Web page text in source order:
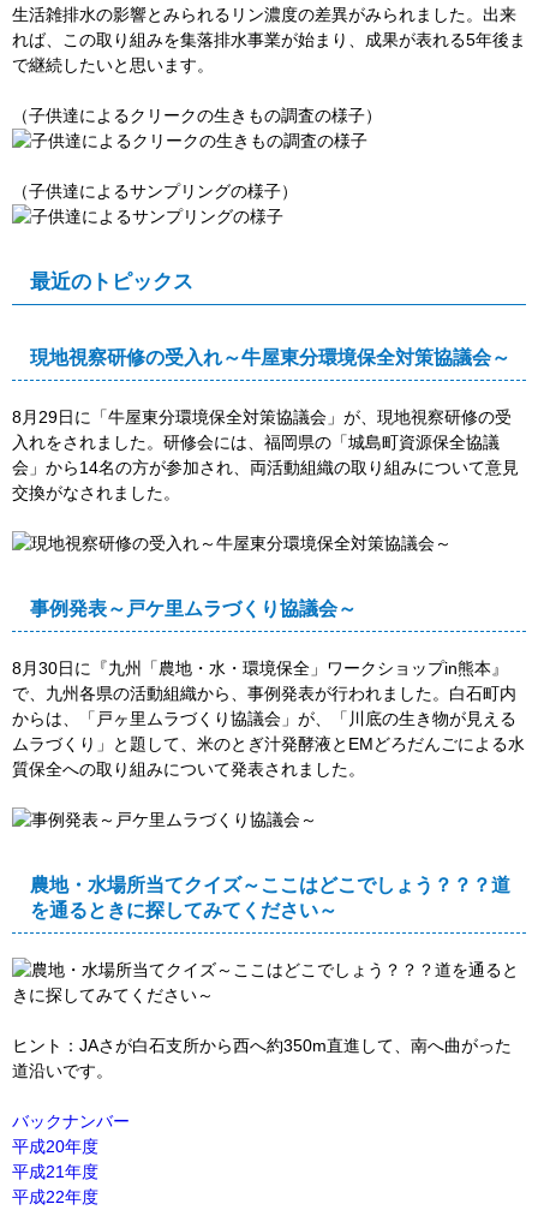
生活雑排水の影響とみられるリン濃度の差異がみられました。出来
れば、この取り組みを集落排水事業が始まり、成果が表れる5年後ま
で継続したいと思います。
（子供達によるクリークの生きもの調査の様子）
（子供達によるサンプリングの様子）
最近のトピックス
現地視察研修の受入れ～牛屋東分環境保全対策協議会～
8月29日に「牛屋東分環境保全対策協議会」が、現地視察研修の受
入れをされました。研修会には、福岡県の「城島町資源保全協議
会」から14名の方が参加され、両活動組織の取り組みについて意見
交換がなされました。
事例発表～戸ケ里ムラづくり協議会～
8月30日に『九州「農地・水・環境保全」ワークショップin熊本』
で、九州各県の活動組織から、事例発表が行われました。白石町内
からは、「戸ヶ里ムラづくり協議会」が、「川底の生き物が見える
ムラづくり」と題して、米のとぎ汁発酵液とEMどろだんごによる水
質保全への取り組みについて発表されました。
農地・水場所当てクイズ～ここはどこでしょう？？？道
を通るときに探してみてください～
ヒント：JAさが白石支所から西へ約350m直進して、南へ曲がった
道沿いです。
バックナンバー
平成20年度
平成21年度
平成22年度